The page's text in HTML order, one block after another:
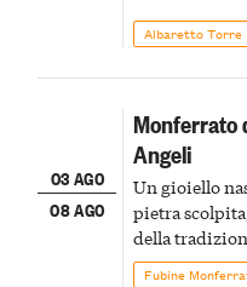
Albaretto Torre
03 AGO
08 AGO
Monferrato
Angeli
Un gioiello
pietra
della
Fubine